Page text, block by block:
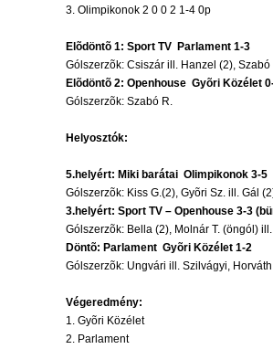
3. Olimpikonok 2 0 0 2 1-4 0p
Elõdöntõ 1: Sport TV  Parlament 1-3
Gólszerzõk: Csiszár ill. Hanzel (2), Szabó
Elõdöntõ 2: Openhouse  Gyõri Közélet
Gólszerzõk: Szabó R.
Helyosztók:
5.helyért: Miki barátai  Olimpikonok 3-5
Gólszerzõk: Kiss G.(2), Gyõri Sz. ill. Gál
3.helyért: Sport TV – Openhouse 3-3
Gólszerzõk: Bella (2), Molnár T. (öngól)
Döntõ: Parlament  Gyõri Közélet 1-2
Gólszerzõk: Ungvári ill. Szilvágyi,
Végeredmény:
1. Gyõri Közélet
2. Parlament